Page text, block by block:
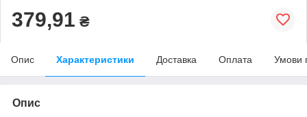
379,91 ₴
Опис Характеристики Доставка Оплата Умови
Опис